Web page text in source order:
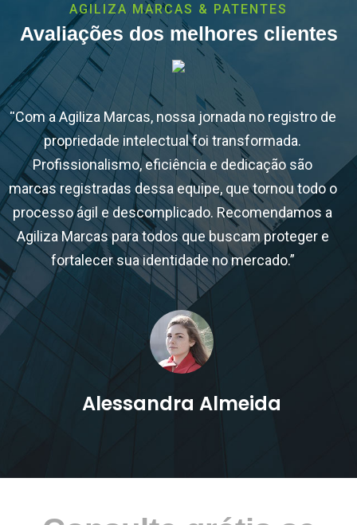
AGILIZA MARCAS & PATENTES
Avaliações dos melhores clientes
“Com a Agiliza Marcas, nossa jornada no registro de
propriedade intelectual foi transformada.
Profissionalismo, eficiência e dedicação são
marcas registradas dessa equipe, que tornou todo o
processo ágil e descomplicado. Recomendamos a
Agiliza Marcas para todos que buscam proteger e
fortalecer sua identidade no mercado.”
Alessandra Almeida